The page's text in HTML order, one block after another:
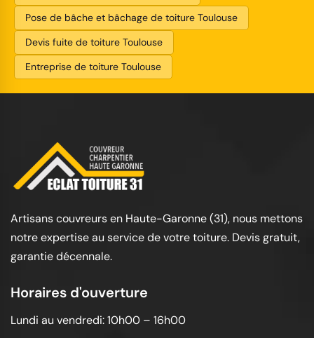
Pose de bâche et bâchage de toiture Toulouse
Devis fuite de toiture Toulouse
Entreprise de toiture Toulouse
Artisans couvreurs en Haute-Garonne (31), nous mettons
notre expertise au service de votre toiture. Devis gratuit,
garantie décennale.
Horaires d'ouverture
Lundi au vendredi: 10h00 – 16h00